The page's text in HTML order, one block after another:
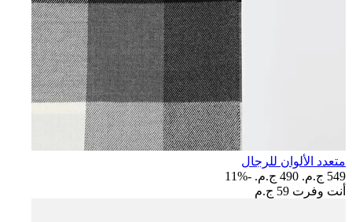
متعدد الألوان للرجال
549 ج.م.‏
490 ج.م.‏
-11%
أنت وفرت 59 ج.م